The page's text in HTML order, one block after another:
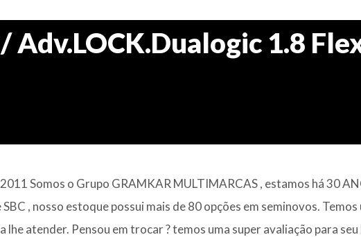
Adv.LOCK.Dualogic 1.8
Somos o Grupo GRAMKAR MULTIMARCAS , estamos há 30
, nosso estoque possui mais de 80 opções em seminovos. Temos
atender. Pensou em trocar ? temos uma super avaliação para seu